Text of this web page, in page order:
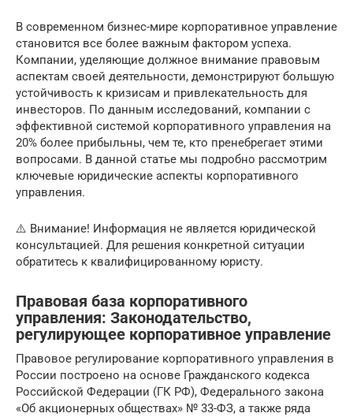
В современном бизнес-мире корпоративное управление
становится все более важным фактором успеха.
Компании, уделяющие должное внимание правовым
аспектам своей деятельности, демонстрируют большую
устойчивость к кризисам и привлекательность для
инвесторов. По данным исследований, компании с
эффективной системой корпоративного управления на
20% более прибыльны, чем те, кто пренебрегает этими
вопросами. В данной статье мы подробно рассмотрим
ключевые юридические аспекты корпоративного
управления.
⚠️ Внимание! Информация не является юридической
консультацией. Для решения конкретной ситуации
обратитесь к квалифицированному юристу.
Правовая база корпоративного
управления: Законодательство,
регулирующее корпоративное управление
Правовое регулирование корпоративного управления в
России построено на основе Гражданского кодекса
Российской Федерации (ГК РФ), Федерального закона
«Об акционерных обществах» № 33-ФЗ, а также ряда